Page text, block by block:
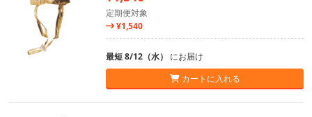
定期便対象
¥1,540
最短 8/12（水） にお届け
カートに入れる